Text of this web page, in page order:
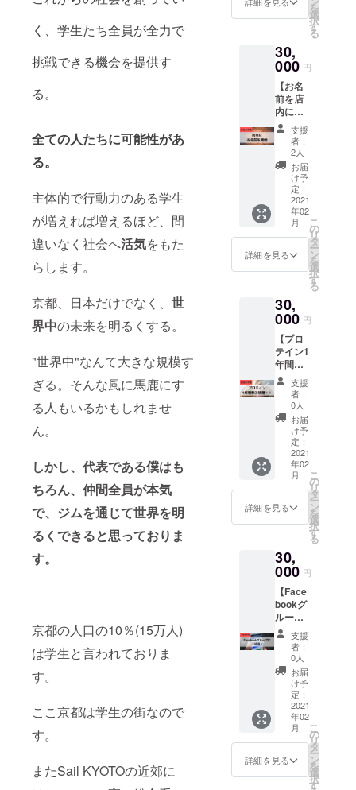
く、学生たち全員が全力で
挑戦できる機会を提供す
る。
全ての人たちに可能性があ
る。
主体的で行動力のある学生
が増えれば増えるほど、間
違いなく社会へ活気をもた
らします。
京都、日本だけでなく、 世
界中の未来を明るくする。
"世界中"なんて大きな規模す
ぎる。そんな風に馬鹿にす
る人もいるかもしれませ
ん。
しかし、代表である僕はも
ちろん、仲間全員が本気
で、ジムを通じて世界を明
るくできると思っておりま
す。
京都の人口の10％(15万人)
は学生と言われておりま
す。
ここ京都は学生の街なので
す。
またSail KYOTOの近郊に
味しい
お店を
致しま
す。 ・
有効期
限2021
年12月
31日ま
で ・内
容や日
程は、
要相談
となり
ます。
・公共
の場所
にての
お食事
となり
ます。
事にか
かる費
用をお
支払い
お願い
致しま
す。 ・
クラウ
ドファ
ンディ
ング終
了後、
登録し
ていた
だいて
いる
メール
たしま
す。 ・
にお名
前（漢
字/フリ
ガナフ
ルネー
ム）の
記入を
お願い
しま
す。
【ジム
幹部・
宗森と
ランチ
年3月31
となり
ます。
ジム』
Person
KYOTO
経営 ✔︎
元々52
キロの
ガリガ
リ→78
キロの
筋肉質
✔︎ミニ
マリス
ト 毎
日、白T
とデニ
ム ✔︎ラ
会い人
生確変
✔︎周り
の人た
ちを最
高に
『アツ
く』す
る力 ▼
詳細 ・
ご自宅
での
パーソ
ナルト
レーニ
ラン
チ、ラ
講演
会、イ
ベント
進行、
家庭教
師、ア
ルバイ
ト、お
買い
物、パ
シリ、
子守、
あらゆ
る要求
円で対
応しま
ます！
月間、
利用す
ること
ができ
ます。
▼詳細
・通常
料金
2,500円
×12ヶ月
30,000
円から
2ヶ月分
の5,000
円を割
り引い
ことが
可能で
有効期
限2021
年12月
31日ま
でに利
用ス
タート
▼注意
・クラ
ウド
ファン
ディン
グ終了
後、登
るメー
ルアド
レスに
お送り
しま
す。 ・
備考欄
へ、お
名前
（漢字/
フリガ
ナフル
ネー
ム）の
記入を
しま
す。
を
選
択
す
る
30,
000 円
【お名
前を店
内に掲
示しま
す！】
▼内容
✔︎支援
してく
ださっ
た方の
お名前
を『Sail
KYOTO
』の店
内掲示
詳細 ・
ジム店
内の壁
面にご
支援し
てくだ
さった
方々の
お名前
を掲示
しま
す！ ・
ハンド
ルネー
ム、
SNSの
アカウ
業様も
可能で
壁面に
掲示
後、掲
載され
ている
様子の
お写真
をメー
ルにて
送らせ
ていた
だきま
す。 ・
有効期
年3月31
支援
者：
2人
お届
け予
定：
2021
年02
月
詳細を見る
こ
の
リ
タ
ー
ン
を
選
択
す
る
30,
000 円
【プロ
テイン1
年間飲
み放
題！】
▼内容
✔︎カ
フェ・
バーに
て提供
してい
るプロ
テイン
を1日1
杯飲む
す。お
いしい
特製プ
ロテイ
ンをト
レーニ
ング後
に召し
上がり
くださ
い！ ▼
詳細 ・
学生に
限ら
ず、ど
なたで
もご利
支援
者：
0人
お届
け予
定：
2021
年02
月
詳細を見る
こ
の
リ
タ
ー
ン
を
選
択
す
る
30,
000 円
【Face
bookグ
ループ
にご招
待！】
▼内容
✔︎Sail
KYOTO
の活動
を報告
する
Facebo
okグ
ループ
に、本
支援
者：
0人
お届
け予
定：
2021
年02
月
詳細を見る
こ
の
リ
タ
ー
ン
を
選
択
す